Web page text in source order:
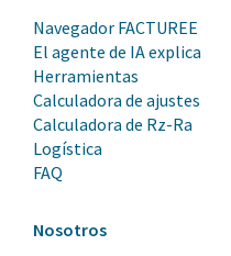
Navegador FACTUREE
El agente de IA explica
Herramientas
Calculadora de ajustes
Calculadora de Rz-Ra
Logística
FAQ
Nosotros